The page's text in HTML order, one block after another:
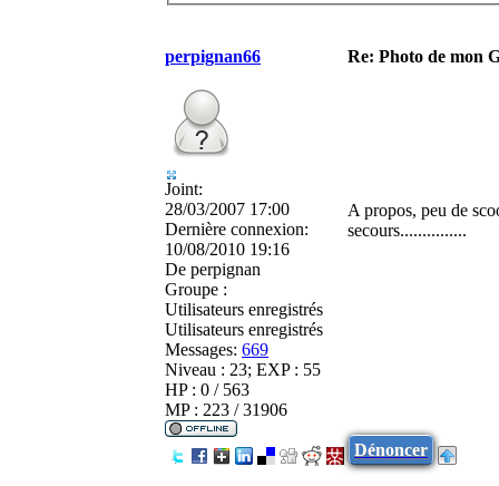
perpignan66 Re: Photo de mon
Joint:
28/03/2007 17:00
Dernière connexion:
10/08/2010 19:16
De perpignan
Groupe :
Utilisateurs enregistrés
Utilisateurs enregistrés
Messages: 669
Niveau : 23; EXP : 55
HP : 0 / 563
MP : 223 / 31906
A propos, peu de
secours...............
Dénoncer